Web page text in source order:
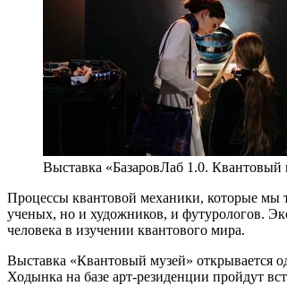
Выставка «БазаровЛаб 1.0. Квантовый
Процессы квантовой механики, которые мы
ученых, но и художников, и футурологов.
человека в изучении квантового мира.
Выставка «Квантовый музей» открывается
Ходынка на базе арт-резиденции пройдут